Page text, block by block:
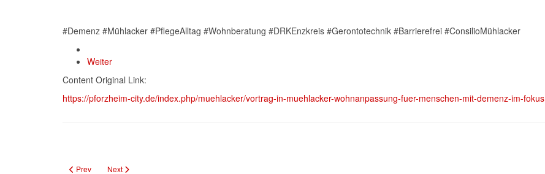
#Demenz #Mühlacker #PflegeAlltag #Wohnberatung #DRKEnzkreis #Gerontotechnik #Barrierefrei #ConsilioMühlacker
Weiter
Content Original Link:
https://pforzheim-city.de/index.php/muehlacker/vortrag-in-muehlacker-wohnanpassung-fuer-menschen-mit-demenz-im-fokus
Previous article: Familien pflanzen Bäume in Gräfenhausen
Prev Next article: Winterlicher Keltermarkt in Gräfenhausen am 28. November
Next